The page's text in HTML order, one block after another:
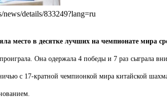
details/833249?lang=ru
место в десятке лучших на чемпионате
Она одержала 4 победы и 7 раз сыграла
с 17-кратной чемпионкой мира китайской